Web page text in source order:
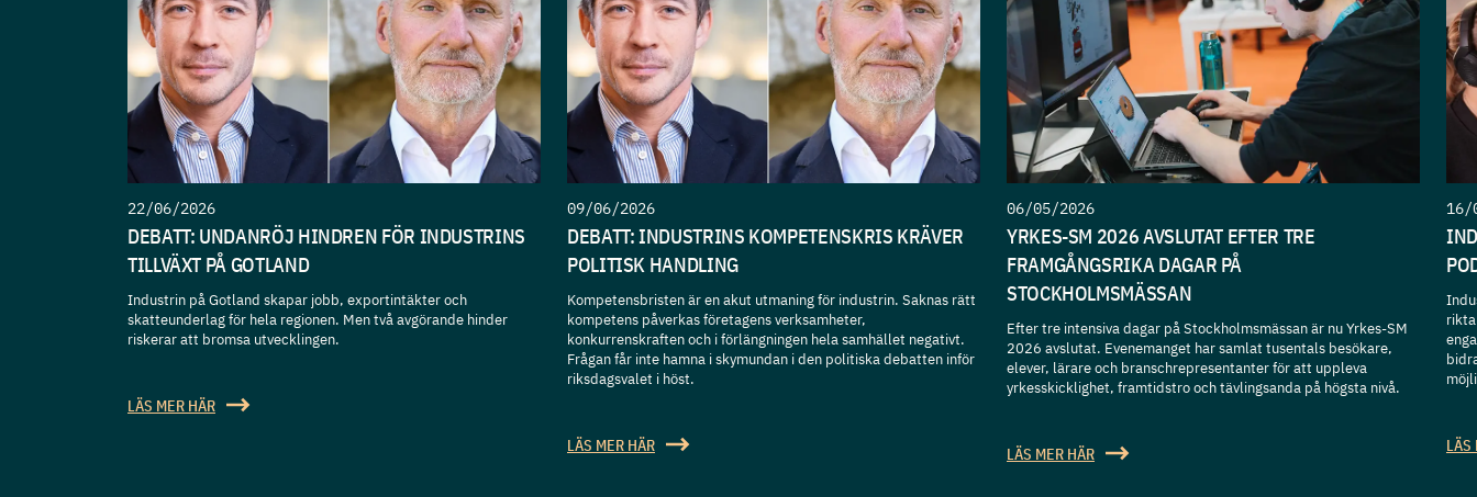
22/06/2026
DEBATT: UNDANRÖJ HINDREN FÖR INDUSTRINS
TILLVÄXT PÅ GOTLAND
Industrin på Gotland skapar jobb, exportintäkter och
skatteunderlag för hela regionen. Men två avgörande hinder
riskerar att bromsa utvecklingen.
LÄS MER HÄR
09/06/2026
DEBATT: INDUSTRINS KOMPETENSKRIS KRÄVER
POLITISK HANDLING
Kompetensbristen är en akut utmaning för industrin. Saknas rätt
kompetens påverkas företagens verksamheter,
konkurrenskraften och i förlängningen hela samhället negativt.
Frågan får inte hamna i skymundan i den politiska debatten inför
riksdagsvalet i höst.
LÄS MER HÄR
06/05/2026
YRKES-SM 2026 AVSLUTAT EFTER TRE
FRAMGÅNGSRIKA DAGAR PÅ
STOCKHOLMSMÄSSAN
Efter tre intensiva dagar på Stockholmsmässan är nu Yrkes-SM
2026 avslutat. Evenemanget har samlat tusentals besökare,
elever, lärare och branschrepresentanter för att uppleva
yrkesskicklighet, framtidstro och tävlingsanda på högsta nivå.
LÄS MER HÄR
16/
LÄS